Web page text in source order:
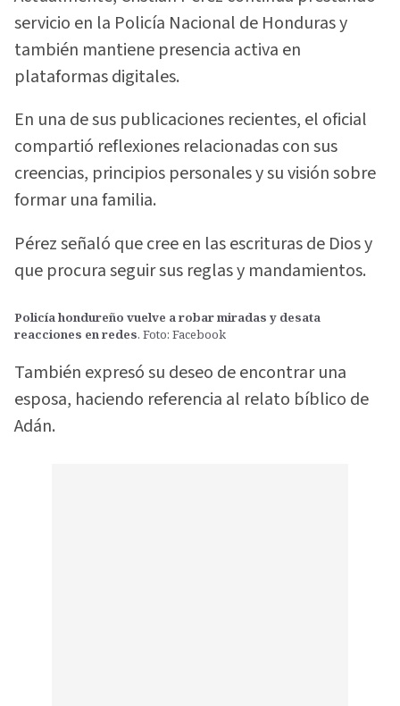
servicio en la Policía Nacional de Honduras y
también mantiene presencia activa en
plataformas digitales.
En una de sus publicaciones recientes, el oficial
compartió reflexiones relacionadas con sus
creencias, principios personales y su visión sobre
formar una familia.
Pérez señaló que cree en las escrituras de Dios y
que procura seguir sus reglas y mandamientos.
Policía hondureño vuelve a robar miradas y desata
reacciones en redes. Foto: Facebook
También expresó su deseo de encontrar una
esposa, haciendo referencia al relato bíblico de
Adán.